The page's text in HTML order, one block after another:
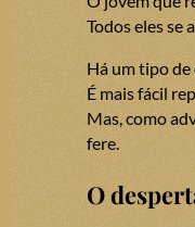
Todos eles se
Há um tipo de
É mais fácil
Mas, como
fere.
O